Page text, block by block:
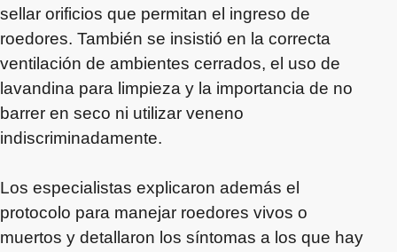
sellar orificios que permitan el ingreso de
roedores. También se insistió en la correcta
ventilación de ambientes cerrados, el uso de
lavandina para limpieza y la importancia de no
barrer en seco ni utilizar veneno
indiscriminadamente.
Los especialistas explicaron además el
protocolo para manejar roedores vivos o
muertos y detallaron los síntomas a los que hay